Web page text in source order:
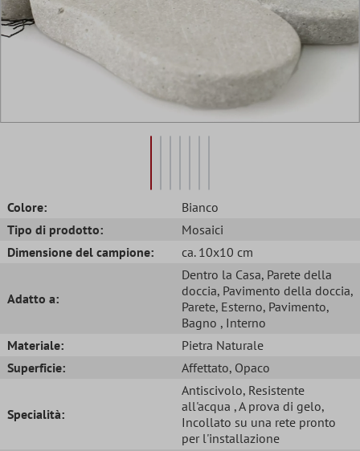
Colore:
Bianco
Tipo di prodotto:
Mosaici
Dimensione del campione:
ca. 10x10 cm
Adatto a:
Dentro la Casa, Parete della
doccia, Pavimento della doccia,
Parete, Esterno, Pavimento,
Bagno , Interno
Materiale:
Pietra Naturale
Superficie:
Affettato, Opaco
Specialità:
Antiscivolo, Resistente
all'acqua , A prova di gelo,
Incollato su una rete pronto
per l'installazione